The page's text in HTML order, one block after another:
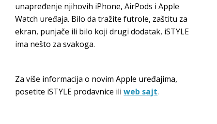
unapređenje njihovih iPhone, AirPods i Apple
Watch uređaja. Bilo da tražite futrole, zaštitu za
ekran, punjače ili bilo koji drugi dodatak, iSTYLE
ima nešto za svakoga.
Za više informacija o novim Apple uređajima,
posetite iSTYLE prodavnice iliweb sajt.